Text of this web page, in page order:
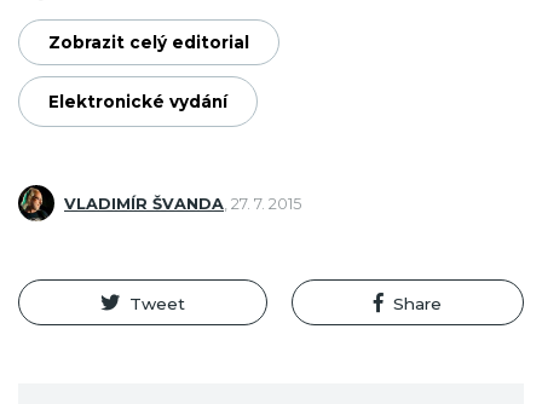
Zobrazit celý editorial
Elektronické vydání
VLADIMÍR ŠVANDA 27. 7. 2015
Tweet Share